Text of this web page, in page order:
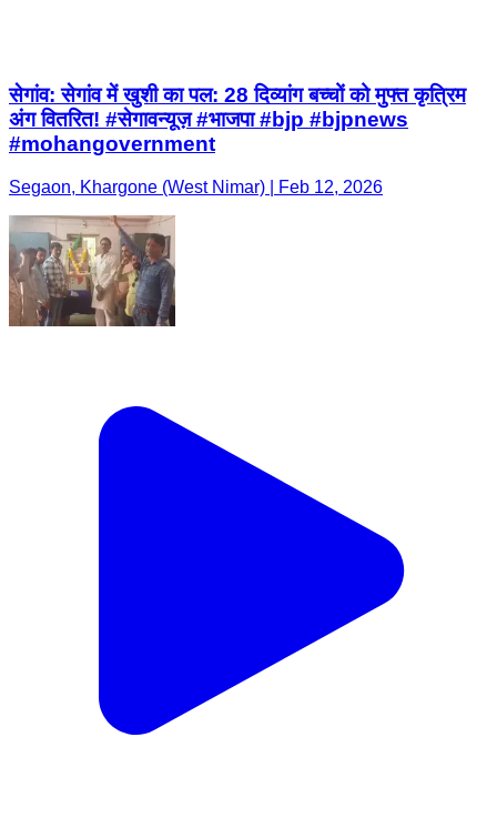
सेगांव: सेगांव में खुशी का पल: 28 दिव्यांग बच्चों को मुफ्त कृत्रिम
अंग वितरित! #सेगावन्यूज़ #भाजपा #bjp #bjpnews
#mohangovernment
Segaon, Khargone (West Nimar) | Feb 12, 2026